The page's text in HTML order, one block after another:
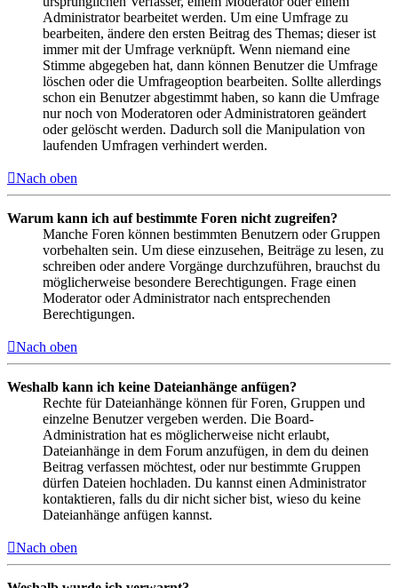
Administrator bearbeitet werden. Um eine Umfrage zu
bearbeiten, ändere den ersten Beitrag des Themas; dieser ist
immer mit der Umfrage verknüpft. Wenn niemand eine
Stimme abgegeben hat, dann können Benutzer die Umfrage
löschen oder die Umfrageoption bearbeiten. Sollte allerdings
schon ein Benutzer abgestimmt haben, so kann die Umfrage
nur noch von Moderatoren oder Administratoren geändert
oder gelöscht werden. Dadurch soll die Manipulation von
laufenden Umfragen verhindert werden.
Nach oben
Warum kann ich auf bestimmte Foren nicht zugreifen?
Manche Foren können bestimmten Benutzern oder Gruppen
vorbehalten sein. Um diese einzusehen, Beiträge zu lesen, zu
schreiben oder andere Vorgänge durchzuführen, brauchst du
möglicherweise besondere Berechtigungen. Frage einen
Moderator oder Administrator nach entsprechenden
Berechtigungen.
Nach oben
Weshalb kann ich keine Dateianhänge anfügen?
Rechte für Dateianhänge können für Foren, Gruppen und
einzelne Benutzer vergeben werden. Die Board-
Administration hat es möglicherweise nicht erlaubt,
Dateianhänge in dem Forum anzufügen, in dem du deinen
Beitrag verfassen möchtest, oder nur bestimmte Gruppen
dürfen Dateien hochladen. Du kannst einen Administrator
kontaktieren, falls du dir nicht sicher bist, wieso du keine
Dateianhänge anfügen kannst.
Nach oben